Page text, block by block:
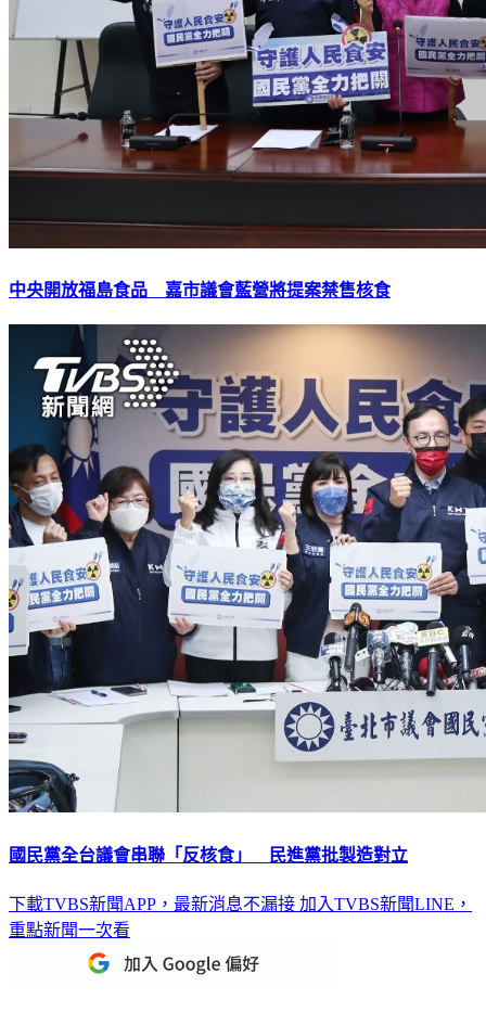
中央開放福島食品 嘉市議會藍營將提案禁售核食
國民黨全台議會串聯「反核食」 民進黨批製造對立
下載TVBS新聞APP，最新消息不漏接 加入TVBS新聞LINE，
重點新聞一次看